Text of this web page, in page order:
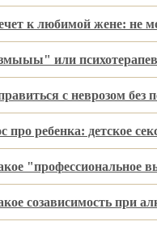
к любимой жене: не
или
с неврозом без
про ребенка: детское
"профессиональное
созависимость при